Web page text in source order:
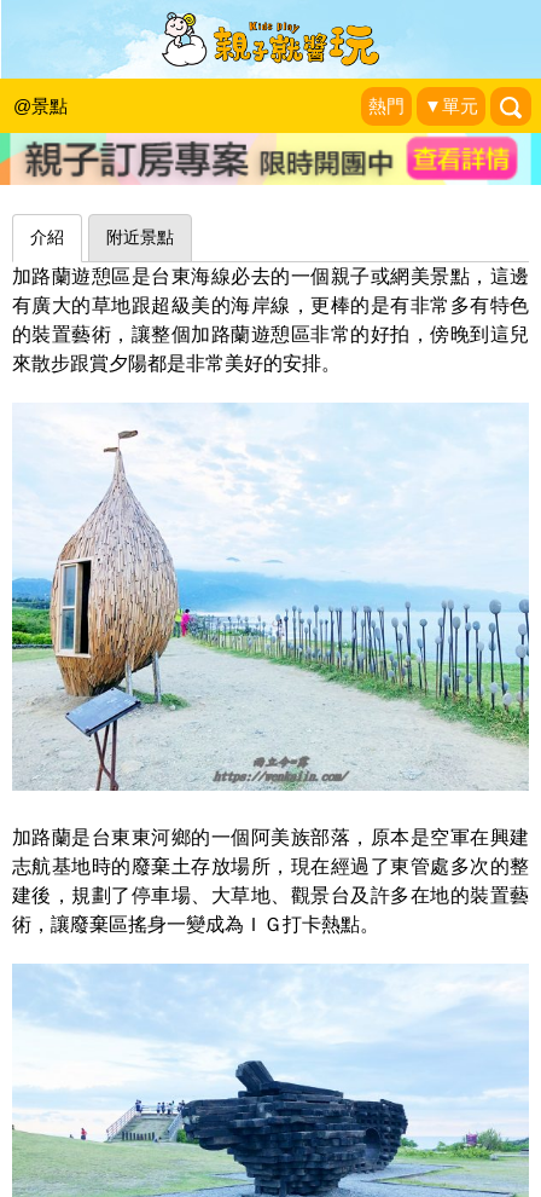
@景點 熱門 ▼單元
最美海岸線，自然與裝置藝術完美結合
～台東加路蘭遊憩區
雨立今=霠|2018-08-13
介紹 附近景點
加路蘭遊憩區是台東海線必去的一個親子或網美景點，這邊
有廣大的草地跟超級美的海岸線，更棒的是有非常多有特色
的裝置藝術，讓整個加路蘭遊憩區非常的好拍，傍晚到這兒
來散步跟賞夕陽都是非常美好的安排。
加路蘭是台東東河鄉的一個阿美族部落，原本是空軍在興建
志航基地時的廢棄土存放場所，現在經過了東管處多次的整
建後，規劃了停車場、大草地、觀景台及許多在地的裝置藝
術，讓廢棄區搖身一變成為ＩＧ打卡熱點。